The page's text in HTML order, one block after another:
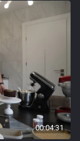
00:04:31